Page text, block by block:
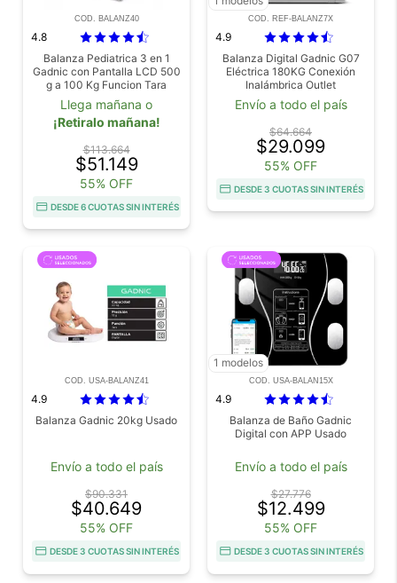
COD. BALANZ40
4.8
Balanza Pediatrica 3 en 1
Gadnic con Pantalla LCD 500
g a 100 Kg Funcion Tara
Memoria Vidrio Templado
Llega mañana o
¡Retiralo mañana!
$113.664
$51.149
55% OFF
DESDE 6 CUOTAS SIN INTERÉS
COD. REF-BALANZ7X
4.9
Balanza Digital Gadnic G07
Eléctrica 180KG Conexión
Inalámbrica Outlet
Envío a todo el país
$64.664
$29.099
55% OFF
DESDE 3 CUOTAS SIN INTERÉS
COD. USA-BALANZ41
4.9
Balanza Gadnic 20kg Usado
Envío a todo el país
$90.331
$40.649
55% OFF
DESDE 3 CUOTAS SIN INTERÉS
1 modelos
COD. USA-BALAN15X
4.9
Balanza de Baño Gadnic
Digital con APP Usado
Envío a todo el país
$27.776
$12.499
55% OFF
DESDE 3 CUOTAS SIN INTERÉS